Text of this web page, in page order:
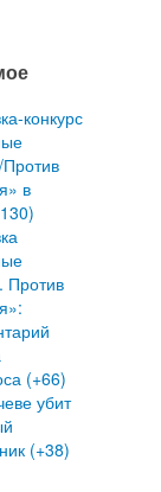
конкурс
Против
в
Против
(+66)
убит
(+38)